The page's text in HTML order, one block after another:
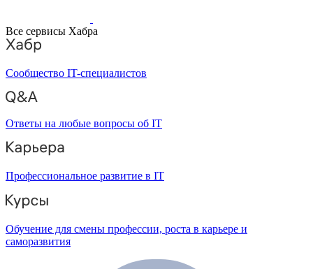
Все сервисы Хабра
Сообщество IT-специалистов
Ответы на любые вопросы об IT
Профессиональное развитие в IT
Обучение для смены профессии, роста в карьере и
саморазвития